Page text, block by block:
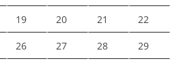
19 20 21 22
26 27 28 29